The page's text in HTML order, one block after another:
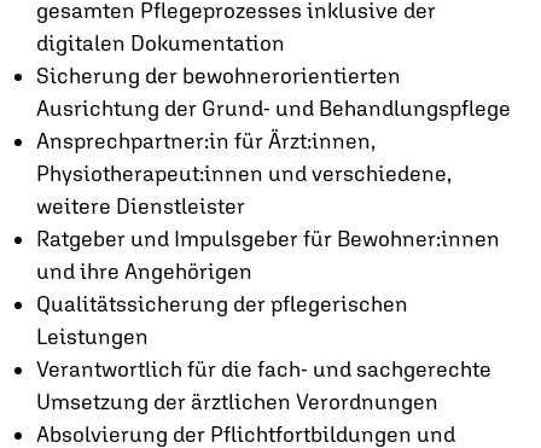
gesamten Pflegeprozesses inklusive der
digitalen Dokumentation
Sicherung der bewohnerorientierten
Ausrichtung der Grund- und Behandlungspflege
Ansprechpartner:in für Ärzt:innen,
Physiotherapeut:innen und verschiedene,
weitere Dienstleister
Ratgeber und Impulsgeber für Bewohner:innen
und ihre Angehörigen
Qualitätssicherung der pflegerischen
Leistungen
Verantwortlich für die fach- und sachgerechte
Umsetzung der ärztlichen Verordnungen
Absolvierung der Pflichtfortbildungen und